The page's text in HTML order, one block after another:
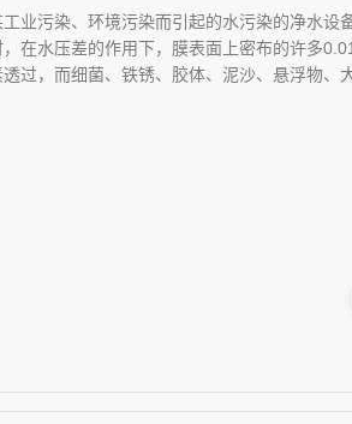
业污染、环境污染而引起的水污染的净水设
在水压差的作用下，膜表面上密布的许多
过，而细菌、铁锈、胶体、泥沙、悬浮物、